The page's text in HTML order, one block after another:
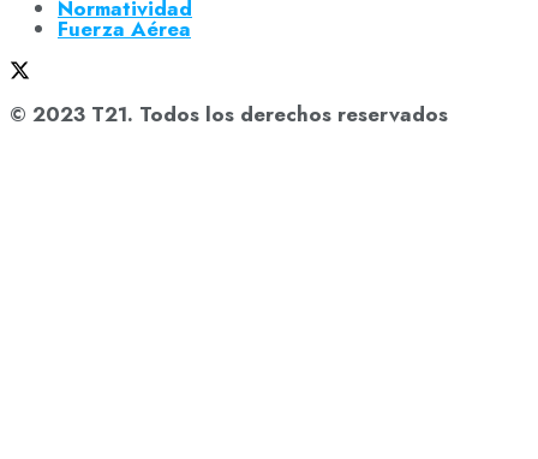
Normatividad
Fuerza Aérea
© 2023 T21. Todos los derechos reservados